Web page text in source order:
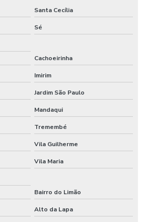
em santa catarina
térmico
tratamento térmico
térmico
preço
Santa Cecília
Sé
Cachoeirinha
Imirim
Jardim São Paulo
Mandaqui
Tremembé
Vila Guilherme
Vila Maria
Bairro do Limão
Alto da Lapa